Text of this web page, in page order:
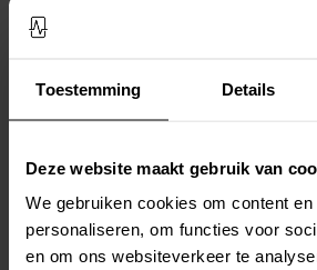
Toestemming Details
Deze website maakt gebruik van
We gebruiken cookies om content
personaliseren, om functies voor
en om ons websiteverkeer te
Op voorraad
Nomad -Stratos Band Apple Watch
Ultra 49mm 3rd Gen Black Titanium -
Ultra Orange
€ 199,95
Op
Dux
Watch
€ 34,95